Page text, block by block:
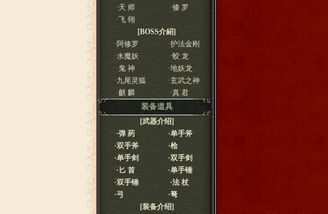
·天 师 ·修 罗
·飞 翎
[BOSS介紹]
·阿修罗 ·护法金刚
·水魔妖 ·蛟 龙
· 鬼 神 ·地妖龙
·九尾灵狐 ·玄武之神
·麒 麟 ·真 君
装备道具
[武器介绍]
·弹 药 ·单手斧
·双手斧 ·枪
·单手剑 ·双手剑
· 匕 首 ·单手锤
·双手锤 ·法 杖
·弓 ·弩
[装备介绍]